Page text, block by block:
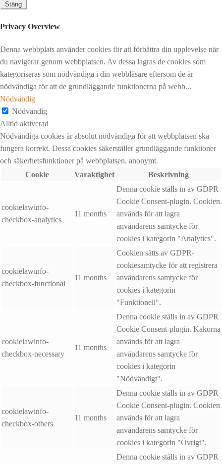
Stäng
Privacy Overview
Denna webbplats använder cookies för att förbättra din upplevelse när
du navigerar genom webbplatsen. Av dessa lagras de cookies som
kategoriseras som nödvändiga i din webbläsare eftersom de är
nödvändiga för att de grundläggande funktionerna på webb...
Nödvändig
Nödvändig
Alltid aktiverad
Nödvändiga cookies är absolut nödvändiga för att webbplatsen ska
fungera korrekt. Dessa cookies säkerställer grundläggande funktioner
och säkerhetsfunktioner på webbplatsen, anonymt.
Cookie
Varaktighet Beskrivning
cookielawinfo-
checkbox-analytics
11 months
Denna cookie ställs in av GDPR
Cookie Consent-plugin. Cookien
används för att lagra
användarens samtycke för
cookies i kategorin "Analytics".
cookielawinfo-
checkbox-functional
11 months
Cookien sätts av GDPR-
cookiesamtycke för att registrera
användarens samtycke för
cookies i kategorin
"Funktionell".
cookielawinfo-
checkbox-necessary
11 months
Denna cookie ställs in av GDPR
Cookie Consent-plugin. Kakorna
används för att lagra
användarens samtycke för
cookies i kategorin
"Nödvändigt".
cookielawinfo-
checkbox-others
11 months
Denna cookie ställs in av GDPR
Cookie Consent-plugin. Cookien
används för att lagra
användarens samtycke för
cookies i kategorin "Övrigt".
Denna cookie ställs in av GDPR